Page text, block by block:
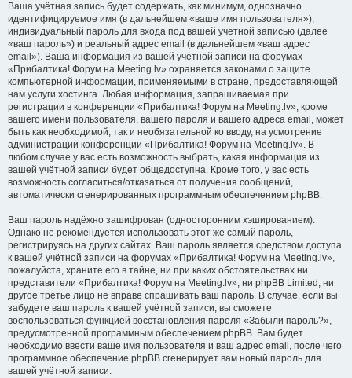
Ваша учётная запись будет содержать, как минимум, однозначно
идентифицируемое имя (в дальнейшем «ваше имя пользователя»),
индивидуальный пароль для входа под вашей учётной записью (далее
«ваш пароль») и реальный адрес email (в дальнейшем «ваш адрес
email»). Ваша информация из вашей учётной записи на форумах
«Прибалтика! Форум на Meeting.lv» охраняется законами о защите
компьютерной информации, применяемыми в стране, предоставляющей
нам услуги хостинга. Любая информация, запрашиваемая при
регистрации в конференции «Прибалтика! Форум на Meeting.lv», кроме
вашего имени пользователя, вашего пароля и вашего адреса email, может
быть как необходимой, так и необязательной ко вводу, на усмотрение
администрации конференции «Прибалтика! Форум на Meeting.lv». В
любом случае у вас есть возможность выбрать, какая информация из
вашей учётной записи будет общедоступна. Кроме того, у вас есть
возможность согласиться/отказаться от получения сообщений,
автоматически сгенерированных программным обеспечением phpBB.
Ваш пароль надёжно зашифрован (односторонним хэшированием).
Однако не рекомендуется использовать этот же самый пароль,
регистрируясь на других сайтах. Ваш пароль является средством доступа
к вашей учётной записи на форумах «Прибалтика! Форум на Meeting.lv»,
пожалуйста, храните его в тайне, ни при каких обстоятельствах ни
представители «Прибалтика! Форум на Meeting.lv», ни phpBB Limited, ни
другое третье лицо не вправе спрашивать ваш пароль. В случае, если вы
забудете ваш пароль к вашей учётной записи, вы сможете
воспользоваться функцией восстановления пароля «Забыли пароль?»,
предусмотренной программным обеспечением phpBB. Вам будет
необходимо ввести ваше имя пользователя и ваш адрес email, после чего
программное обеспечение phpBB сгенерирует вам новый пароль для
вашей учётной записи.